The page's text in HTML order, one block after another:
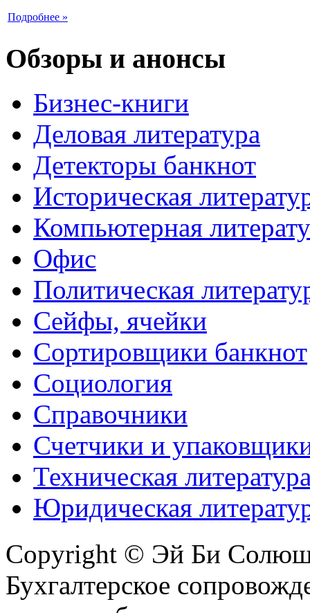
Подробнее »
Обзоры и анонсы
Бизнес-книги
Деловая литература
Детекторы банкнот
Историческая
Компьютерная
Офис
Политическая
Сейфы, ячейки
Сортировщики банкнот
Социология
Справочники
Счетчики и
Техническая
Юридическая
Copyright © Эй Би
Бухгалтерское